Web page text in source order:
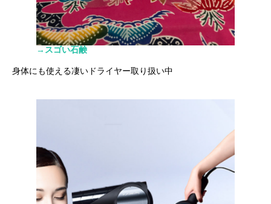
→スゴい石鹸
身体にも使える凄いドライヤー取り扱い中